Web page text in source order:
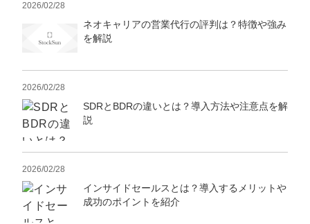
2026/02/28
ネオキャリアの営業代行の評判は？特徴や強み
を解説
2026/02/28
SDRとBDRの違いとは？導入方法や注意点を解
説
2026/02/28
インサイドセールスとは？導入するメリットや
成功のポイントを紹介